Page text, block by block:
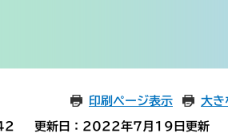
印刷ページ表示 大き
更新日：2022年7月19日更新